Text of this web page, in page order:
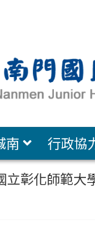
南 行政協
立彰化師範大